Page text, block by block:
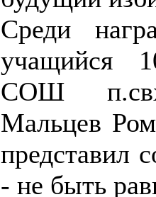
Среди
учащийся
СОШ
Мальцев
представил
- не быть